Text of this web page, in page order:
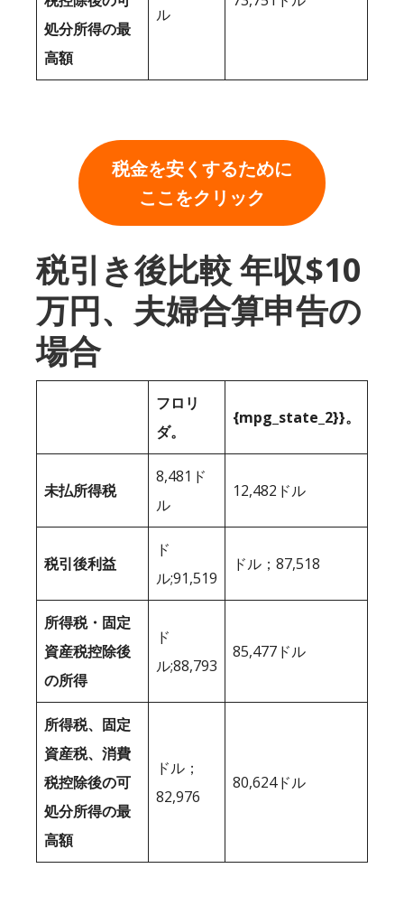
処分所得の最
高額
ル
税金を安くするために
ここをクリック
税引き後比較 年収$10
万円、夫婦合算申告の
場合
フロリ
ダ。
{mpg_state_2}}。
未払所得税
8,481ド
ル
12,482ドル
税引後利益
ド
ル;91,519
ドル；87,518
所得税・固定
資産税控除後
の所得
ド
ル;88,793
85,477ドル
所得税、固定
資産税、消費
税控除後の可
処分所得の最
高額
ドル；
82,976
80,624ドル